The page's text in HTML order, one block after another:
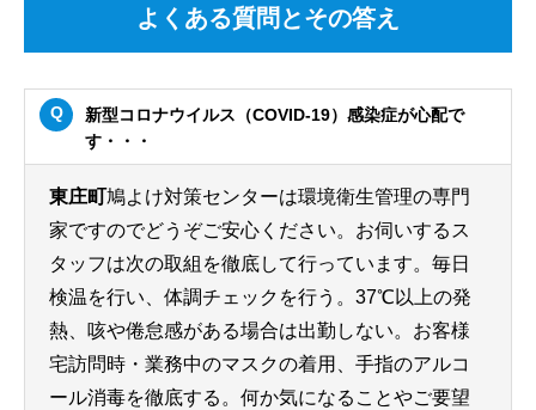
よくある質問とその答え
新型コロナウイルス（COVID-19）感染症が心配で
す・・・
東庄町鳩よけ対策センターは環境衛生管理の専門
家ですのでどうぞご安心ください。お伺いするス
タッフは次の取組を徹底して行っています。毎日
検温を行い、体調チェックを行う。37℃以上の発
熱、咳や倦怠感がある場合は出勤しない。お客様
宅訪問時・業務中のマスクの着用、手指のアルコ
ール消毒を徹底する。何か気になることやご要望